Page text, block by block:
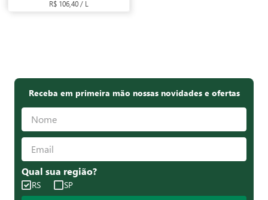
R$ 106,40 / L
Receba em primeira mão nossas novidades e ofertas
Qual sua região?
RS SP